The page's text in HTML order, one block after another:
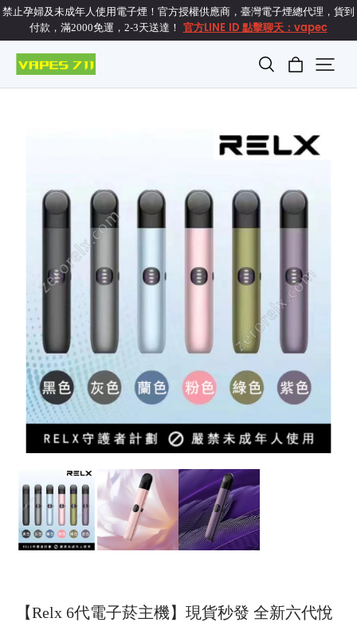
禁止孕婦及未成年人使用電子煙！官方授權供應商，臺灣電子煙總代理，貨到
付款，滿2000免運，2-3天送達！ 官方LINE ID 點擊聊天：vapec
【Relx 6代電子菸主機】現貨秒發 全新六代悅